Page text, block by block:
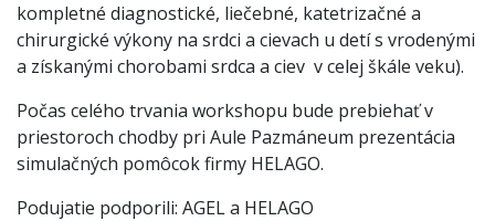
kompletné diagnostické, liečebné, katetrizačné a
chirurgické výkony na srdci a cievach u detí s vrodenými
a získanými chorobami srdca a ciev v celej škále veku).
Počas celého trvania workshopu bude prebiehať v
priestoroch chodby pri Aule Pazmáneum prezentácia
simulačných pomôcok firmy HELAGO.
Podujatie podporili: AGEL a HELAGO